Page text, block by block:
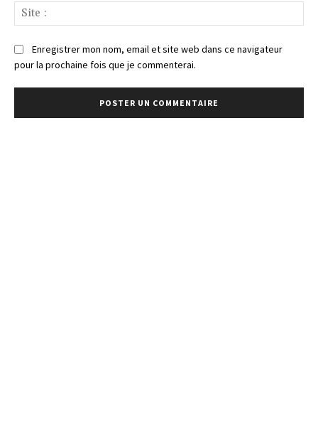
:
Enregistrer mon nom, email et site web dans ce navigateur
pour la prochaine fois que je commenterai.